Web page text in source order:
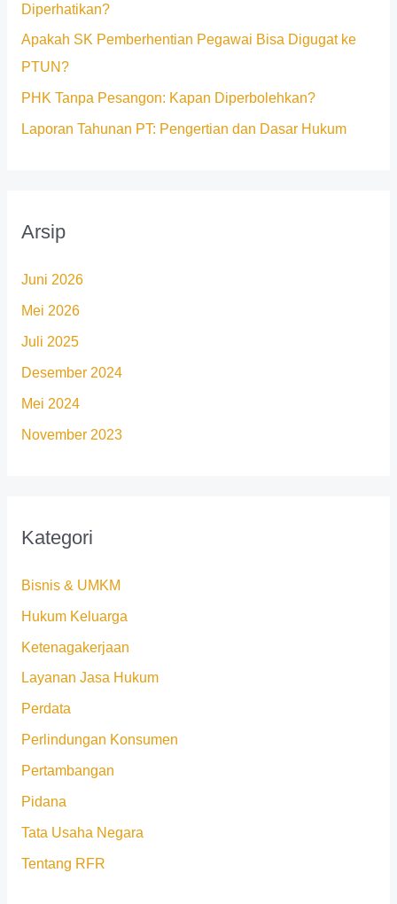
k
:
Diperhatikan?
Apakah SK Pemberhentian Pegawai Bisa Digugat ke
PTUN?
PHK Tanpa Pesangon: Kapan Diperbolehkan?
Laporan Tahunan PT: Pengertian dan Dasar Hukum
Arsip
Juni 2026
Mei 2026
Juli 2025
Desember 2024
Mei 2024
November 2023
Kategori
Bisnis & UMKM
Hukum Keluarga
Ketenagakerjaan
Layanan Jasa Hukum
Perdata
Perlindungan Konsumen
Pertambangan
Pidana
Tata Usaha Negara
Tentang RFR